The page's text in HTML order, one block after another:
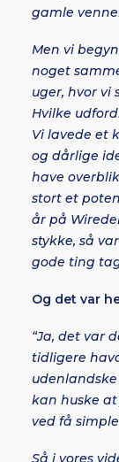
gamle
Men vi
noget
uger, hvor vi
Hvilke
Vi lavede et
og dårlige
have
stort et
år på
stykke, så
gode ting
Og det var
“Ja, det var
tidligere
kan huske
ved få
Så i vores